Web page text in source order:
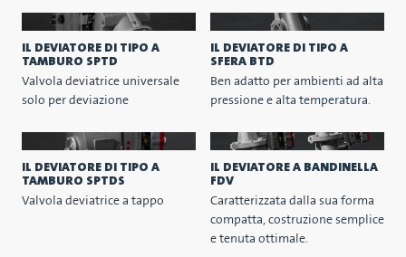
IL DEVIATORE DI TIPO A
TAMBURO SPTD
Valvola deviatrice universale
solo per deviazione
IL DEVIATORE DI TIPO A
SFERA BTD
Ben adatto per ambienti ad alta
pressione e alta temperatura.
IL DEVIATORE DI TIPO A
TAMBURO SPTDS
Valvola deviatrice a tappo
IL DEVIATORE A BANDINELLA
FDV
Caratterizzata dalla sua forma
compatta, costruzione semplice
e tenuta ottimale.